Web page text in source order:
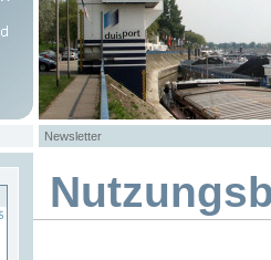
Newsletter